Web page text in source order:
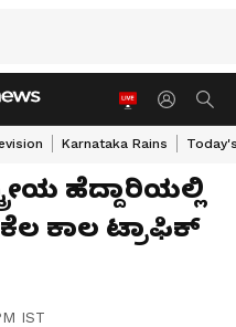
Karnataka Rains
ಹೆದ್ದಾರಿಯಲ್ಲಿ
ಕೆಲ ಕಾಲ ಟ್ರಾಫಿಕ್
IST